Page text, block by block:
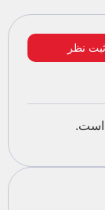
ثبت نظر
است.